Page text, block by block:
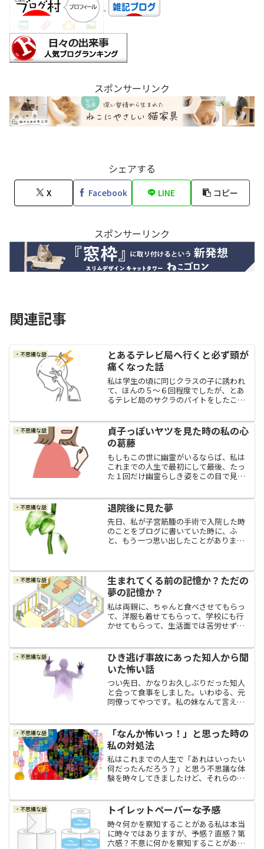
スポンサーリンク
シェアする
X Facebook LINE コピー
スポンサーリンク
関連記事
・不思議な話
とあるテレビ局へ行くと必ず頭が
痛くなった話
私は学生の頃に同じクラスの子に誘われ
て、ほんの５～６回程度でしたが、とあ
るテレビ局のサクラのバイトをしたこと
レビ局のサクラのバイトとは、 朝から指
定されたテレビ局へ行っ...
・不思議な話
貞子っぽいヤツを見た時の私の心
の葛藤
もしもこの世に幽霊がいるならば、私は
これまでの人生で最初にして最後、たっ
た１回だけ幽霊らしき姿をこの目で見ま
これまでずっと人にはほとんど話してこ
なかった自分が体験した不...
・不思議な話 退院後に見た夢
先日、私が子宮筋腫の手術で入院した時
のことをブログに書いていた時に、ふ
と、もう一つ思い出したことがありまし
暮らしに戻り、たぶん１ヶ月が過ぎた頃
のことだったと思います。私...
・不思議な話
生まれてくる前の記憶か？ただの
夢の記憶か？
私は両親に、ちゃんと食べさせてもらっ
て、洋服も着せてもらって、学校にも行
かせてもらって、生活面では苦労せずに
ないであろう心の傷を負ったほど、苦し
くて悲しくてつらかった毒...
・不思議な話
ひき逃げ事故にあった知人から聞
いた怖い話
つい先日、かなりお久しぶりだった知人
と会って食事をしました。いわゆる、元
同僚ってやつです。私の妹なんて言えな
何て言えばいいかな、仕事のキャリアと
かの話では無くて、彼女は...
・不思議な話
「なんか怖いっ！」と思った時の
私の対処法
私はこれまでの人生で「あれはいったい
何だったんだろう？」と思う不思議な体
験を時々してきましたけど、それらの不
や、不思議な体験をしたところで自分で
対処したりすることも出来...
・不思議な話 トイレットペーパーな予感
時々何かを察知することがある私は本当
に時々ではありますが、予感？直感？第
六感？不意に何かを察知することがあり